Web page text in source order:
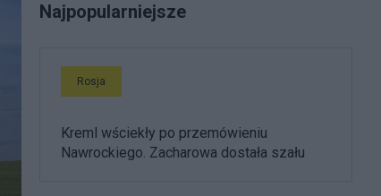
Najpopularniejsze
Rosja
Kreml wściekły po przemówieniu
Nawrockiego. Zacharowa dostała szału